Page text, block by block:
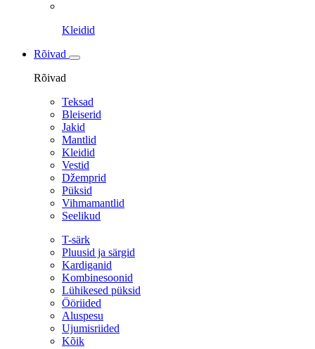
Kleidid
Rõivad
Rõivad
Teksad
Bleiserid
Jakid
Mantlid
Kleidid
Vestid
Džemprid
Püksid
Vihmamantlid
Seelikud
T-särk
Pluusid ja särgid
Kardiganid
Kombinesoonid
Lühikesed püksid
Ööriided
Aluspesu
Ujumisriided
Kõik